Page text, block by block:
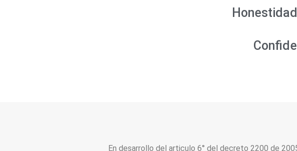
Honestidad
En desarrollo del articulo 6° del decreto 2200 de